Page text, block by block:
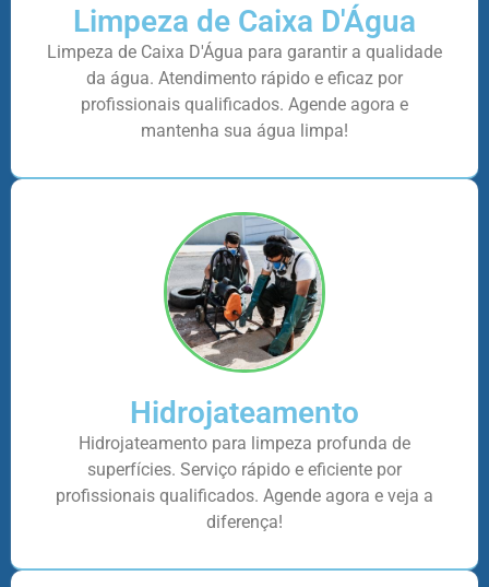
Limpeza de Caixa D'Água
Limpeza de Caixa D'Água para garantir a qualidade
da água. Atendimento rápido e eficaz por
profissionais qualificados. Agende agora e
mantenha sua água limpa!
Hidrojateamento
Hidrojateamento para limpeza profunda de
superfícies. Serviço rápido e eficiente por
profissionais qualificados. Agende agora e veja a
diferença!